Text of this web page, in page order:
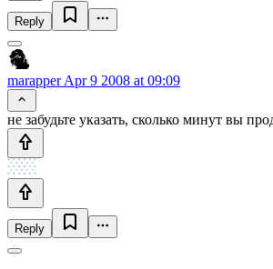
Reply
marapperApr 9 2008 at 09:09
не забудьте указать, сколько минут вы
Reply